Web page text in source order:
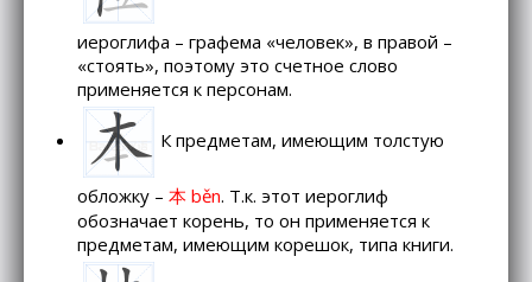
иероглифа – графема «человек», в правой –
«стоять», поэтому это счетное слово
применяется к персонам.
К предметам, имеющим толстую
обложку –本 běn. Т.к. этот иероглиф
обозначает корень, то он применяется к
предметам, имеющим корешок, типа книги.